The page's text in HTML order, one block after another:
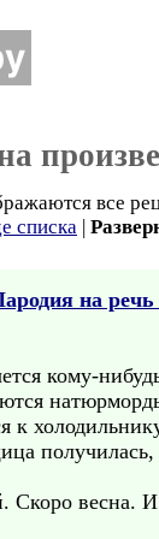
все
списка |
на
кому-
к
Скоро весна.